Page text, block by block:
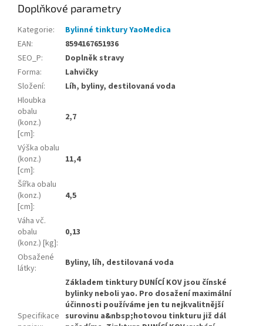
Doplňkové parametry
Kategorie:
Bylinné tinktury YaoMedica
EAN:
8594167651936
SEO_P:
Doplněk stravy
Forma:
Lahvičky
Složení:
Líh, byliny, destilovaná voda
Hloubka
obalu
(konz.)
[cm]:
2,7
Výška obalu
(konz.)
[cm]:
11,4
Šířka obalu
(konz.)
[cm]:
4,5
Váha vč.
obalu
(konz.) [kg]:
0,13
Obsažené
látky: Byliny, líh, destilovaná voda
Specifikace
Základem tinktury DUNÍCÍ KOV jsou čínské
bylinky neboli yao. Pro dosažení maximální
účinnosti používáme jen tu nejkvalitnější
surovinu a&nbsp;hotovou tinkturu již dál